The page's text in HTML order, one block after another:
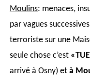
Moulins: menaces,
par vagues
terroriste sur une
seule chose c’est
arrivé à Osny) et à